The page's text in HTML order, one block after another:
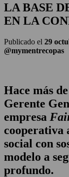
LA BASE
EN LA
Publicado el 29
@mymentrecopas
Hace más
Gerente
empresa
cooperativa
social con
modelo a
profundo.